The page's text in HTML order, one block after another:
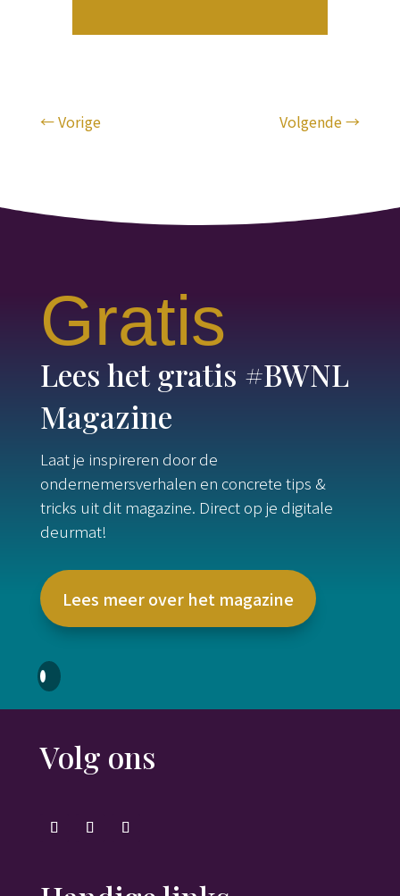
←Vorige Volgende→
Gratis
Lees het gratis #BWNL
Magazine
Laat je inspireren door de
ondernemersverhalen en concrete tips &
tricks uit dit magazine. Direct op je digitale
deurmat!
Lees meer over het magazine
Volg ons